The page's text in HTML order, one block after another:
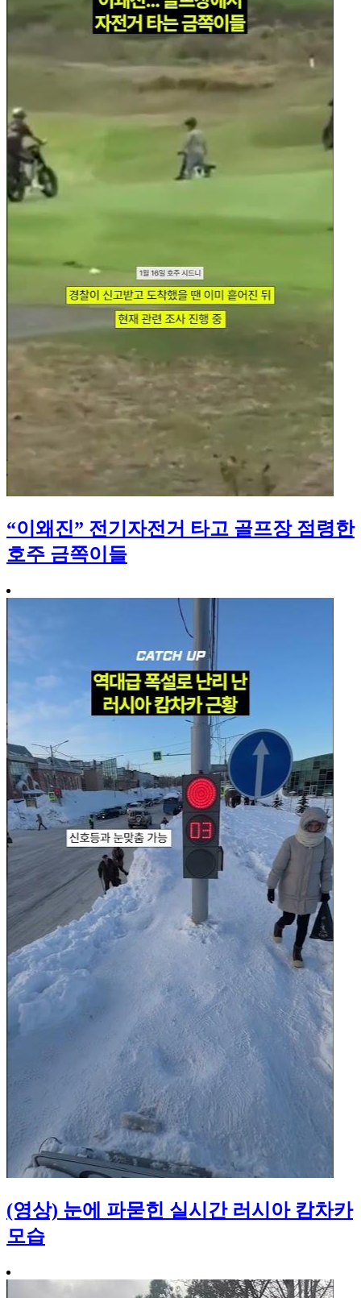
“이왜진” 전기자전거 타고 골프장 점령한
호주 금쪽이들
(영상) 눈에 파묻힌 실시간 러시아 캄차카
모습